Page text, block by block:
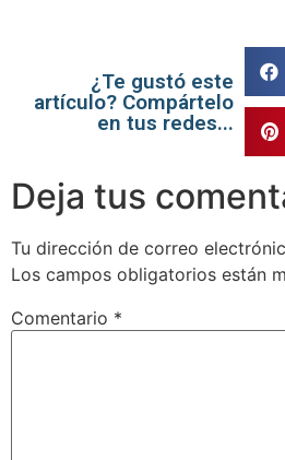
¿Te gustó este
artículo? Compártelo
en tus redes...
Deja tus
Tu dirección de correo
Los campos obligatorios están
Comentario *